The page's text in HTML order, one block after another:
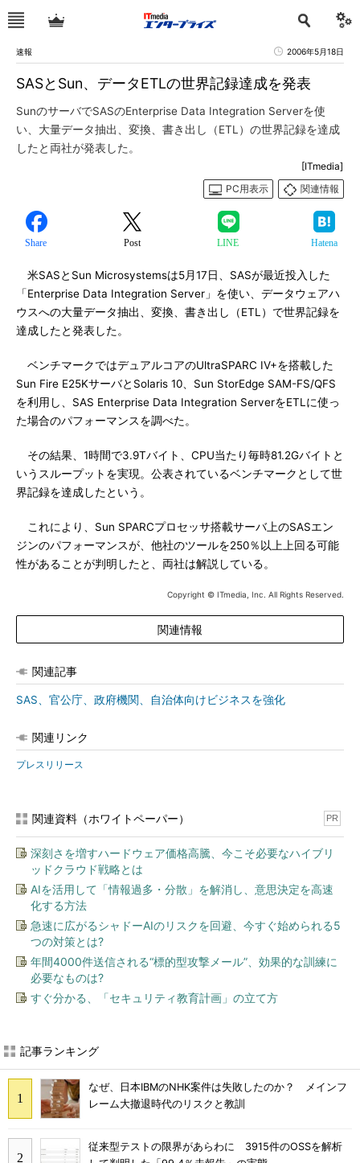
速報 2006年5月18日
SASとSun、データETLの世界記録達成を発表
SunのサーバでSASのEnterprise Data Integration Serverを使
い、大量データ抽出、変換、書き出し（ETL）の世界記録を達成
したと両社が発表した。
[ITmedia]
PC用表示
関連情報
Share Post LINE Hatena
米SASとSun Microsystemsは5月17日、SASが最近投入した
「Enterprise Data Integration Server」を使い、データウェアハ
ウスへの大量データ抽出、変換、書き出し（ETL）で世界記録を
達成したと発表した。
ベンチマークではデュアルコアのUltraSPARC IV+を搭載した
Sun Fire E25KサーバとSolaris 10、Sun StorEdge SAM-FS/QFS
を利用し、SAS Enterprise Data Integration ServerをETLに使っ
た場合のパフォーマンスを調べた。
その結果、1時間で3.9Tバイト、CPU当たり毎時81.2Gバイトと
いうスループットを実現。公表されているベンチマークとして世
界記録を達成したという。
これにより、Sun SPARCプロセッサ搭載サーバ上のSASエン
ジンのパフォーマンスが、他社のツールを250％以上上回る可能
性があることが判明したと、両社は解説している。
Copyright © ITmedia, Inc. All Rights Reserved.
関連情報
関連記事
SAS、官公庁、政府機関、自治体向けビジネスを強化
関連リンク
プレスリリース
関連資料（ホワイトペーパー） PR
深刻さを増すハードウェア価格高騰、今こそ必要なハイブリ
ッドクラウド戦略とは
AIを活用して「情報過多・分散」を解消し、意思決定を高速
化する方法
急速に広がるシャドーAIのリスクを回避、今すぐ始められる5
つの対策とは?
年間4000件送信される“標的型攻撃メール”、効果的な訓練に
必要なものは?
すぐ分かる、「セキュリティ教育計画」の立て方
記事ランキング
なぜ、日本IBMのNHK案件は失敗したのか？ メインフ
レーム大撤退時代のリスクと教訓
従来型テストの限界があらわに 3915件のOSSを解析